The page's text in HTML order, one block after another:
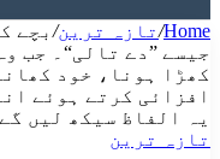
Home
/تازہ ترین/ بچے
جیسے ”دے تالی“۔ جب
کھڑا ہونا، خود
افزائی کرتے ہوئے
یہ الفاظ سیکھ لیں
تازہ ترین